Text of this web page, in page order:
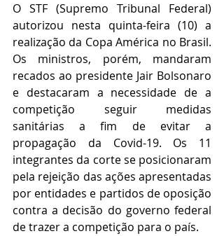
O STF (Supremo Tribunal Federal)
autorizou nesta quinta-feira (10) a
realização da Copa América no Brasil.
Os ministros, porém, mandaram
recados ao presidente Jair Bolsonaro
e destacaram a necessidade de a
competição seguir medidas
sanitárias a fim de evitar a
propagação da Covid-19. Os 11
integrantes da corte se posicionaram
pela rejeição das ações apresentadas
por entidades e partidos de oposição
contra a decisão do governo federal
de trazer a competição para o país.